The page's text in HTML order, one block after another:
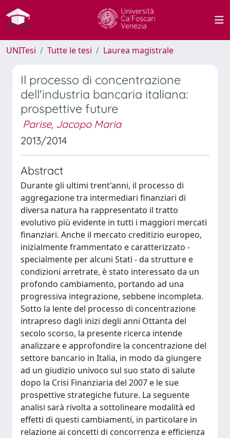
UNITesi Tutte le tesi Laurea magistrale
Il processo di concentrazione
dell'industria bancaria italiana:
prospettive future
Parise, Jacopo Maria
2013/2014
Abstract
Durante gli ultimi trent'anni, il processo di
aggregazione tra intermediari finanziari di
diversa natura ha rappresentato il tratto
evolutivo più evidente in tutti i maggiori mercati
finanziari. Anche il mercato creditizio europeo,
inizialmente frammentato e caratterizzato -
specialmente per alcuni Stati - da strutture e
condizioni arretrate, è stato interessato da un
profondo cambiamento, portando ad una
progressiva integrazione, sebbene incompleta.
Sotto la lente del processo di concentrazione
intrapreso dagli inizi degli anni Ottanta del
secolo scorso, la presente ricerca intende
analizzare e approfondire la concentrazione del
settore bancario in Italia, in modo da giungere
ad un giudizio univoco sul suo stato di salute
dopo la Crisi Finanziaria del 2007 e le sue
prospettive strategiche future. La seguente
analisi sarà rivolta a sottolineare modalità ed
effetti di questi cambiamenti, in particolare in
relazione ai concetti di concorrenza e efficienza